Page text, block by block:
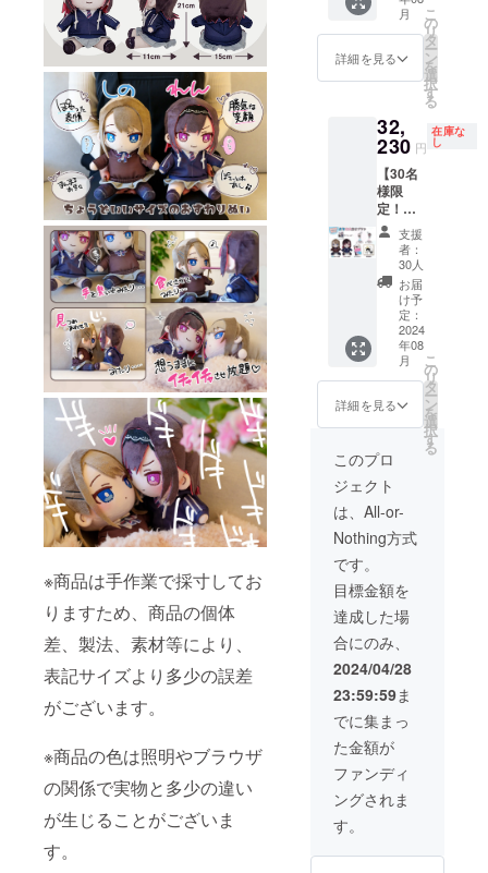
※商品は手作業で採寸してお
りますため、商品の個体
差、製法、素材等により、
表記サイズより多少の誤差
がございます。
※商品の色は照明やブラウザ
の関係で実物と多少の違い
が生じることがございま
す。
ダー ・
恋アク
リル
キーホ
イメー
ジで
す。 金
額には
消費税
（10%
）と送
料550円
を含ん
でおり
ます。
月
詳細を見る
こ
の
リ
タ
ー
ン
を
選
択
す
る
32,
230 円
在庫な
し
【30名
様限
定！直
筆色紙
付きプ
ラン】
・サン
キュー
レター
・志乃
ぬいぐ
るみ ・
恋ぬい
ぐるみ
・志乃
ルキー
ホル
ダー ・
恋アク
リル
キーホ
スト
リー ・
直筆色
紙 ●色
紙イラ
ストは
イメー
ジ画像
になり
ます。
●必ず備
考欄
に、色
名をご
支援
者：
30人
お届
け予
定：
2024
年08
月
詳細を見る
こ
の
リ
タ
ー
ン
を
選
択
す
る
このプロ
ジェクト
は、All-or-
Nothing方式
です。
目標金額を
達成した場
合にのみ、
2024/04/28
23:59:59ま
でに集まっ
た金額が
ファンディ
ングされま
す。